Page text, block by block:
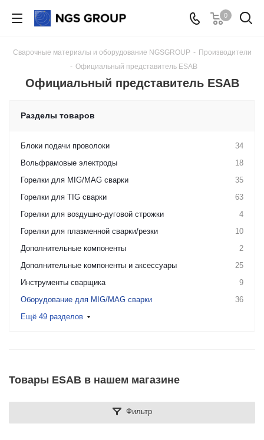
0
Сварочные материалы и оборудование NGSGROUP - Производители
- Официальный представитель ESAB
Официальный представитель ESAB
Разделы товаров
Блоки подачи проволоки
34
Вольфрамовые электроды
18
Горелки для MIG/MAG сварки
35
Горелки для TIG сварки
63
Горелки для воздушно-дуговой строжки
4
Горелки для плазменной сварки/резки
10
Дополнительные компоненты
2
Дополнительные компоненты и аксессуары
25
Инструменты сварщика
9
Оборудование для MIG/MAG сварки
36
Ещё 49 разделов
Товары ESAB в нашем магазине
Фильтр